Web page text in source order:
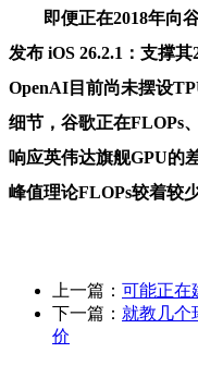
即便正在2018年向谷
发布 iOS 26.2.1：支撑
OpenAI目前尚未摆设
细节，谷歌正在FLOPs
响应英伟达旗舰GPU的
峰值理论FLOPs较着较
上一篇： 可能正在
下一篇： 就教几个
价